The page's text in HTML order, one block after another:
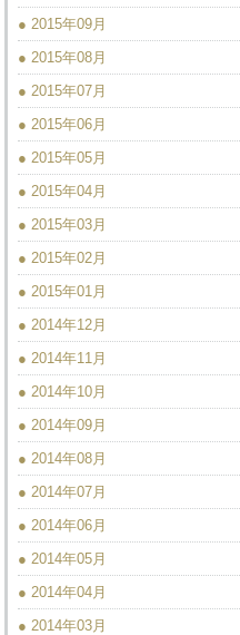
● 2015年09月
● 2015年08月
● 2015年07月
● 2015年06月
● 2015年05月
● 2015年04月
● 2015年03月
● 2015年02月
● 2015年01月
● 2014年12月
● 2014年11月
● 2014年10月
● 2014年09月
● 2014年08月
● 2014年07月
● 2014年06月
● 2014年05月
● 2014年04月
● 2014年03月